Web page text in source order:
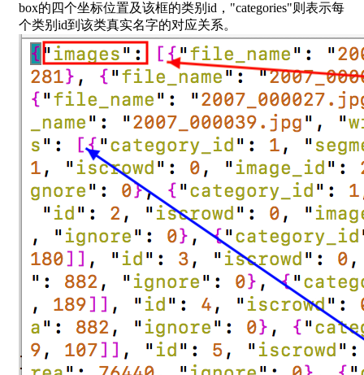
box的四个坐标位置及该框的类别id，"categories"则表示每
个类别id到该类真实名字的对应关系。